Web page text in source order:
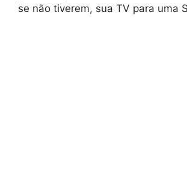
se não tiverem, sua TV para uma